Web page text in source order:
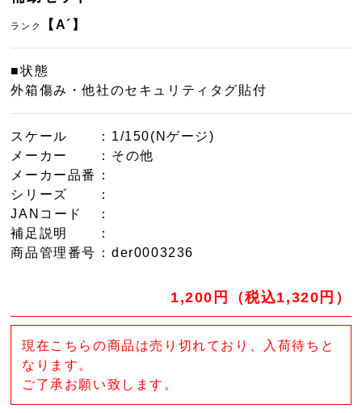
ランク 【A´】
■状態
外箱傷み・他社のセキュリティタグ貼付
スケール
：1/150(Nゲージ)
メーカー
：その他
メーカー品番
：
シリーズ
：
JANコード
：
補足説明
：
商品管理番号 ：der0003236
1,200円（税込1,320円）
現在こちらの商品は売り切れており、入荷待ちと
なります。
ご了承お願い致します。